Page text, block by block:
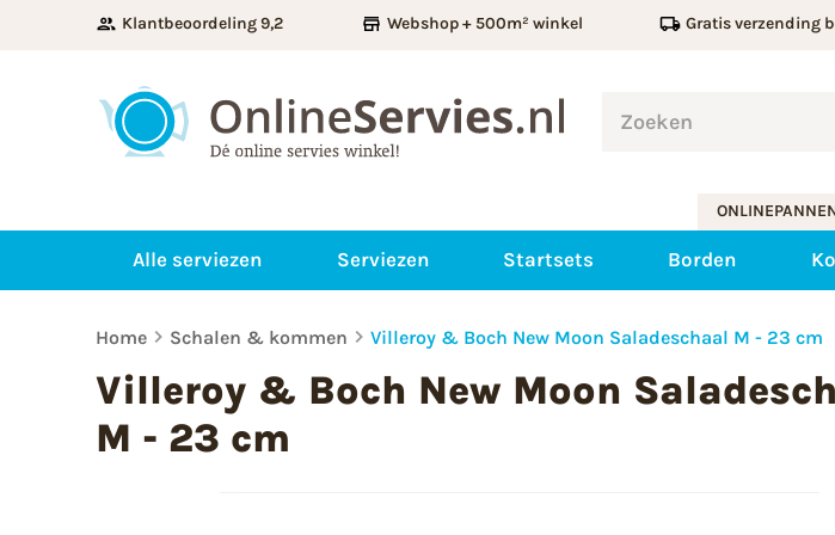
Klantbeoordeling 9,2 Webshop + 500m² winkel Gratis verzending
Alle serviezen Serviezen Startsets Borden
Home Schalen & kommen Villeroy & Boch New Moon Saladeschaal M - 23 cm
Villeroy & Boch New Moon
M - 23 cm